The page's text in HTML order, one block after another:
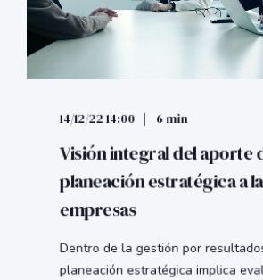
14/12/22 14:00 6 min
Visión integral del aporte
planeación estratégica a
empresas
Dentro de la gestión por
planeación estratégica implica